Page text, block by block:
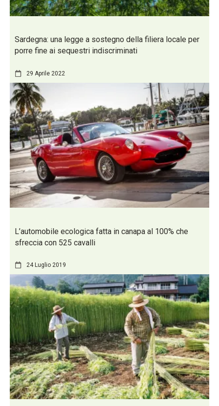
Sardegna: una legge a sostegno della filiera locale per
porre fine ai sequestri indiscriminati
29 Aprile 2022
L’automobile ecologica fatta in canapa al 100% che
sfreccia con 525 cavalli
24 Luglio 2019